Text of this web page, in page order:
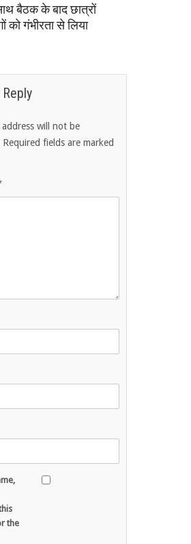
बैठक के बाद छात्रों
को गंभीरता से लिया
address will not be
Required fields are marked
the